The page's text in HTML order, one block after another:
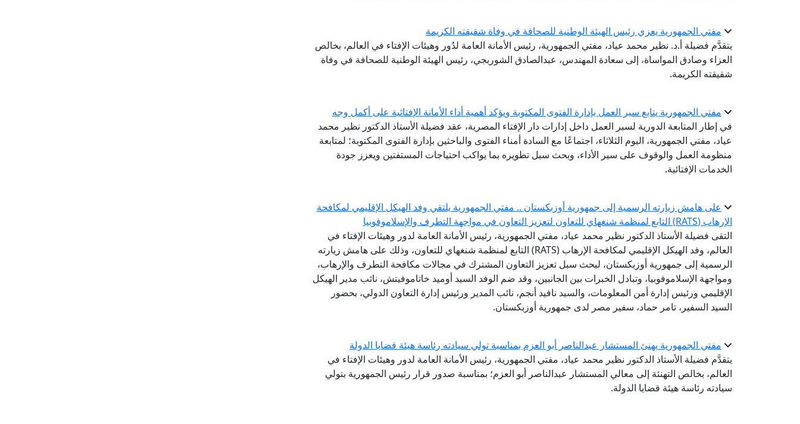
مفتي الجمهورية يعزي رئيس الهيئة الوطنية للصحافة في وفاة شقيقته الكريمة
يتقدَّم فضيلة أ.د. نظير محمد عياد، مفتي الجمهورية، رئيس الأمانة العامة لدُور وهيئات الإفتاء في العالم، بخالص
العزاء وصادق المواساة، إلى سعادة المهندس، عبدالصادق الشوربجي، رئيس الهيئة الوطنية للصحافة في وفاة
شقيقته الكريمة.
مفتي الجمهورية يتابع سير العمل بإدارة الفتوى المكتوبة ويؤكد أهمية أداء الأمانة الإفتائية على أكمل وجه
في إطار المتابعة الدورية لسير العمل داخل إدارات دار الإفتاء المصرية، عقد فضيلة الأستاذ الدكتور نظير محمد
عياد، مفتي الجمهورية، اليوم الثلاثاء، اجتماعًا مع السادة أمناء الفتوى والباحثين بإدارة الفتوى المكتوبة؛ لمتابعة
منظومة العمل والوقوف على سير الأداء، وبحث سبل تطويره بما يواكب احتياجات المستفتين ويعزز جودة
الخدمات الإفتائية.
على هامش زيارته الرسمية إلى جمهورية أوزبكستان .. مفتي الجمهورية يلتقي وفد الهيكل الإقليمي لمكافحة
الإرهاب (RATS) التابع لمنظمة شنغهاي للتعاون لتعزيز التعاون في مواجهة التطرف والإسلاموفوبيا
التقى فضيلة الأستاذ الدكتور نظير محمد عياد، مفتي الجمهورية، رئيس الأمانة العامة لدور وهيئات الإفتاء في
العالم، وفد الهيكل الإقليمي لمكافحة الإرهاب (RATS) التابع لمنظمة شنغهاي للتعاون، وذلك على هامش زيارته
الرسمية إلى جمهورية أوزبكستان، لبحث سبل تعزيز التعاون المشترك في مجالات مكافحة التطرف والإرهاب،
ومواجهة الإسلاموفوبيا، وتبادل الخبرات بين الجانبين، وقد ضم الوفد السيد أوميد خاتاموفيتش، نائب مدير الهيكل
الإقليمي ورئيس إدارة أمن المعلومات، والسيد نافيد أنجم، نائب المدير ورئيس إدارة التعاون الدولي، بحضور
السيد السفير، تامر حماد، سفير مصر لدى جمهورية أوزبكستان.
مفتي الجمهورية يهنئ المستشار عبدالناصر أبو العزم بمناسبة تولي سيادته رئاسة هيئة قضايا الدولة
يتقدَّم فضيلة الأستاذ الدكتور نظير محمد عياد، مفتي الجمهورية، رئيس الأمانة العامة لدور وهيئات الإفتاء في
العالم، بخالص التهنئة إلى معالي المستشار عبدالناصر أبو العزم؛ بمناسبة صدور قرار رئيس الجمهورية بتولي
سيادته رئاسة هيئة قضايا الدولة.